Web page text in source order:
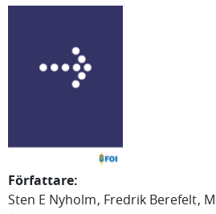
Författare:
Sten E Nyholm Fredrik Berefelt